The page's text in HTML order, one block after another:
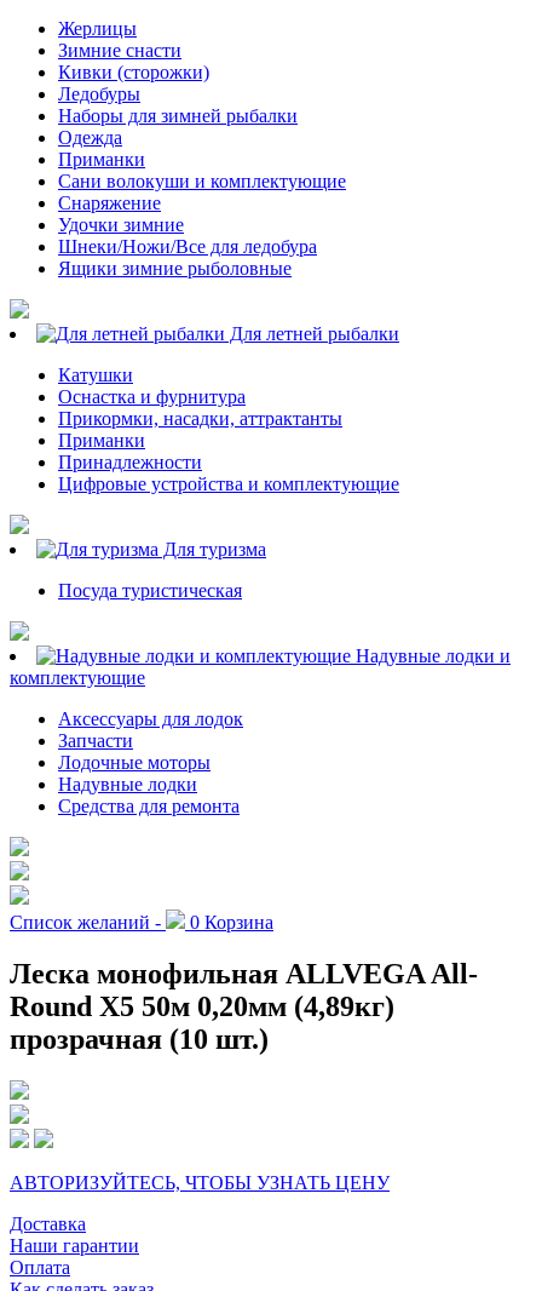
Жерлицы
Зимние снасти
Кивки (сторожки)
Ледобуры
Наборы для зимней рыбалки
Одежда
Приманки
Сани волокуши и комплектующие
Снаряжение
Удочки зимние
Шнеки/Ножи/Все для ледобура
Ящики зимние рыболовные
Для летней рыбалки
Катушки
Оснастка и фурнитура
Прикормки, насадки, аттрактанты
Приманки
Принадлежности
Цифровые устройства и комплектующие
Для туризма
Посуда туристическая
Надувные лодки и
комплектующие
Аксессуары для лодок
Запчасти
Лодочные моторы
Надувные лодки
Средства для ремонта
Список желаний - 0 Корзина
Леска монофильная ALLVEGA All-
Round Х5 50м 0,20мм (4,89кг)
прозрачная (10 шт.)
АВТОРИЗУЙТЕСЬ, ЧТОБЫ УЗНАТЬ ЦЕНУ
Доставка
Наши гарантии
Оплата